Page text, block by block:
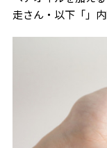
走さん・以下「」内